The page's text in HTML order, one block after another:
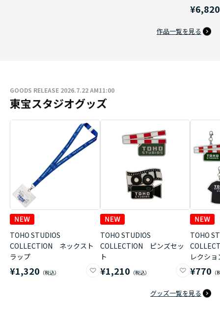
¥6,820
作品一覧を見る
GOODS RELEASE 2026.7.22 AM11:00
東宝スタジオグッズ
TOHO STUDIOS
COLLECTION ネックスト
ラップ
¥1,320
TOHO STUDIOS
COLLECTION ピンズセッ
ト
¥1,210
TOHO
レクシ
¥770
グッズ一覧を見る